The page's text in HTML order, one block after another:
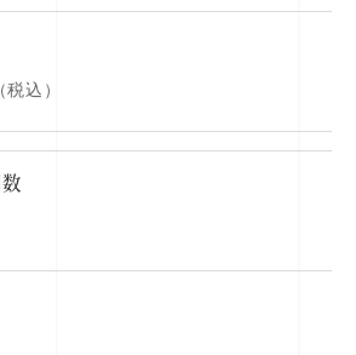
込）